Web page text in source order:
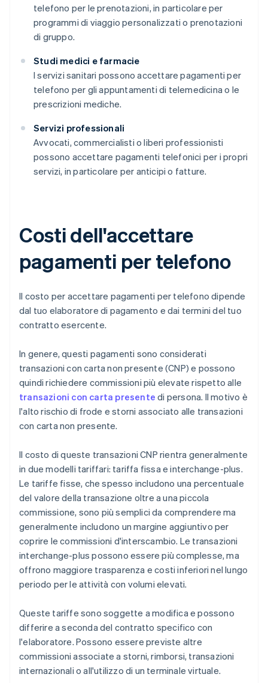
telefono per le prenotazioni, in particolare per
programmi di viaggio personalizzati o prenotazioni
di gruppo.
Studi medici e farmacie
I servizi sanitari possono accettare pagamenti per
telefono per gli appuntamenti di telemedicina o le
prescrizioni mediche.
Servizi professionali
Avvocati, commercialisti o liberi professionisti
possono accettare pagamenti telefonici per i propri
servizi, in particolare per anticipi o fatture.
Costi dell'accettare
pagamenti per telefono
Il costo per accettare pagamenti per telefono dipende
dal tuo elaboratore di pagamento e dai termini del tuo
contratto esercente.
In genere, questi pagamenti sono considerati
transazioni con carta non presente (CNP) e possono
quindi richiedere commissioni più elevate rispetto alle
transazioni con carta presente di persona. Il motivo è
l'alto rischio di frode e storni associato alle transazioni
con carta non presente.
Il costo di queste transazioni CNP rientra generalmente
in due modelli tariffari: tariffa fissa e interchange-plus.
Le tariffe fisse, che spesso includono una percentuale
del valore della transazione oltre a una piccola
commissione, sono più semplici da comprendere ma
generalmente includono un margine aggiuntivo per
coprire le commissioni d'interscambio. Le transazioni
interchange-plus possono essere più complesse, ma
offrono maggiore trasparenza e costi inferiori nel lungo
periodo per le attività con volumi elevati.
Queste tariffe sono soggette a modifica e possono
differire a seconda del contratto specifico con
l'elaboratore. Possono essere previste altre
commissioni associate a storni, rimborsi, transazioni
internazionali o all'utilizzo di un terminale virtuale.